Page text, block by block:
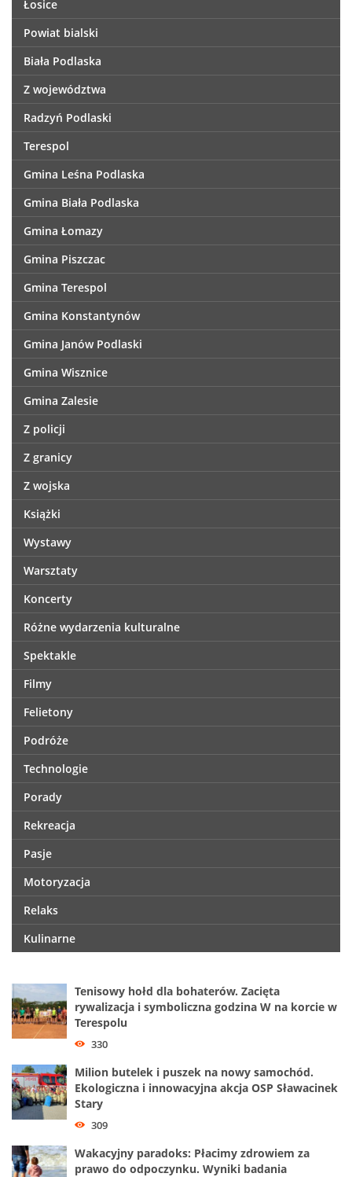
Łosice
Powiat bialski
Biała Podlaska
Z województwa
Radzyń Podlaski
Terespol
Gmina Leśna Podlaska
Gmina Biała Podlaska
Gmina Łomazy
Gmina Piszczac
Gmina Terespol
Gmina Konstantynów
Gmina Janów Podlaski
Gmina Wisznice
Gmina Zalesie
Z policji
Z granicy
Z wojska
Książki
Wystawy
Warsztaty
Koncerty
Różne wydarzenia kulturalne
Spektakle
Filmy
Felietony
Podróże
Technologie
Porady
Rekreacja
Pasje
Motoryzacja
Relaks
Kulinarne
Tenisowy hołd dla bohaterów. Zacięta
rywalizacja i symboliczna godzina W na korcie w
Terespolu
330
Milion butelek i puszek na nowy samochód.
Ekologiczna i innowacyjna akcja OSP Sławacinek
Stary
309
Wakacyjny paradoks: Płacimy zdrowiem za
prawo do odpoczynku. Wyniki badania